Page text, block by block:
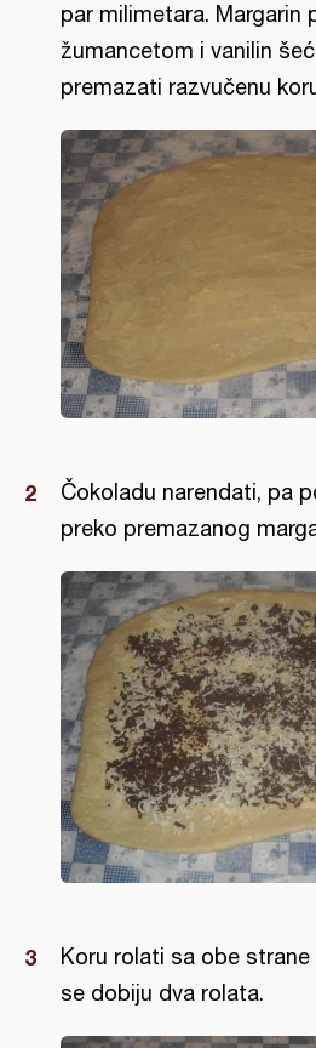
par milimetara. Margarin
žumancetom i vanilin
premazati razvučenu
Čokoladu narendati, pa
preko premazanog
Koru rolati sa obe
se dobiju dva rolata.